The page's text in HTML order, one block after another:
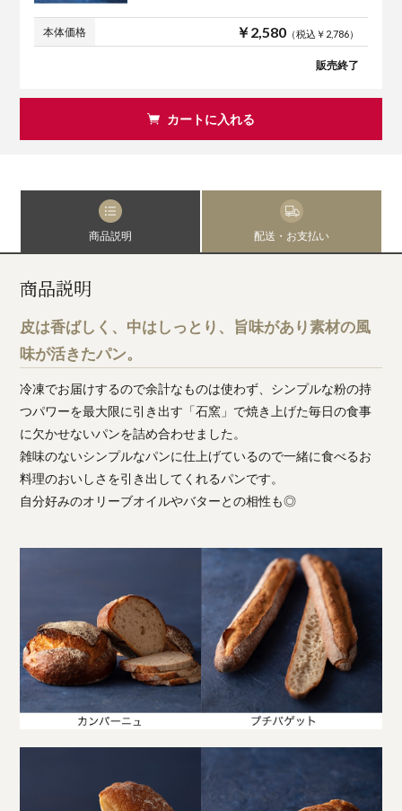
本体価格 ￥2,580（税込￥2,786）
販売終了
カートに入れる
商品説明 配送・お支払い
商品説明
皮は香ばしく、中はしっとり、旨味があり素材の風
味が活きたパン。
冷凍でお届けするので余計なものは使わず、シンプルな粉の持
つパワーを最大限に引き出す「石窯」で焼き上げた毎日の食事
に欠かせないパンを詰め合わせました。
雑味のないシンプルなパンに仕上げているので一緒に食べるお
料理のおいしさを引き出してくれるパンです。
自分好みのオリーブオイルやバターとの相性も◎